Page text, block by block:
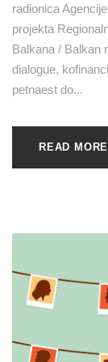
radionica
projekta
Balkana / Balkan
dialogue,
petnaest do...
READ MORE